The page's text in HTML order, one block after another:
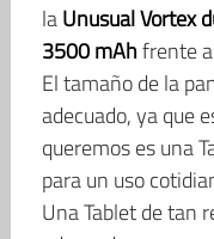
laUnusual Vortex
3500 mAhfrente
El tamaño de la
adecuado, ya que
queremos es una
para un uso
Una Tablet de tan